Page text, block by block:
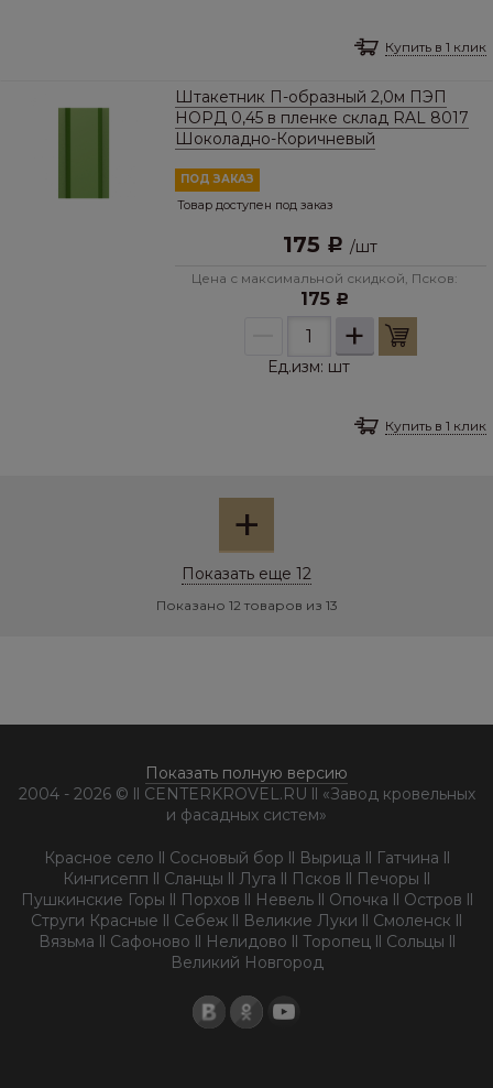
Купить в 1 клик
Штакетник П-образный 2,0м ПЭП
НОРД 0,45 в пленке склад RAL 8017
Шоколадно-Коричневый
ПОД ЗАКАЗ
Товар доступен под заказ
175 Р /шт
Цена с максимальной скидкой, Псков:
175 Р
+
Ед.изм: шт
Купить в 1 клик
+
Показать еще 12
Показано 12 товаров из 13
Показать полную версию
2004 - 2026 © ll CENTERKROVEL.RU ll «Завод кровельных
и фасадных систем»
Красное село ll Сосновый бор ll Вырица ll Гатчина ll
Кингисепп ll Сланцы ll Луга ll Псков ll Печоры ll
Пушкинские Горы ll Порхов ll Невель ll Опочка ll Остров ll
Струги Красные ll Себеж ll Великие Луки ll Смоленск ll
Вязьма ll Сафоново ll Нелидово ll Торопец ll Сольцы ll
Великий Новгород